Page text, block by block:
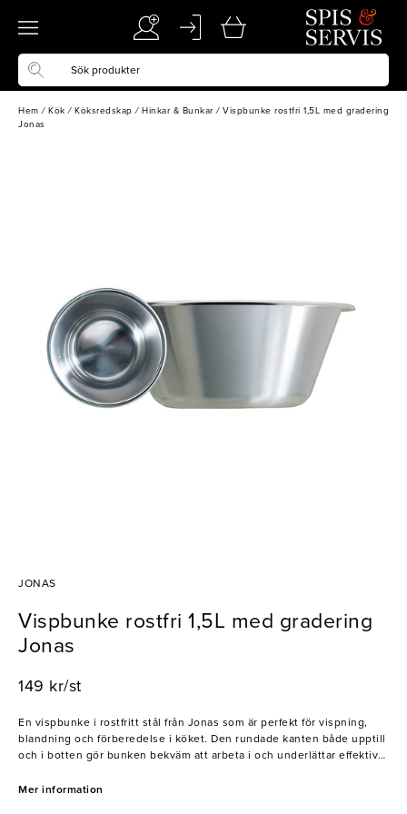
Hem / Kök / Köksredskap / Hinkar & Bunkar / Vispbunke rostfri 1,5L med gradering
Jonas
JONAS
Vispbunke rostfri 1,5L med gradering
Jonas
149 kr/st
En vispbunke i rostfritt stål från Jonas som är perfekt för vispning,
blandning och förberedelse i köket. Den rundade kanten både upptill
och i botten gör bunken bekväm att arbeta i och underlättar effektiv
gradering på insidan, vilket gör det enkelt att mäta direkt i kärlet.
Mer information